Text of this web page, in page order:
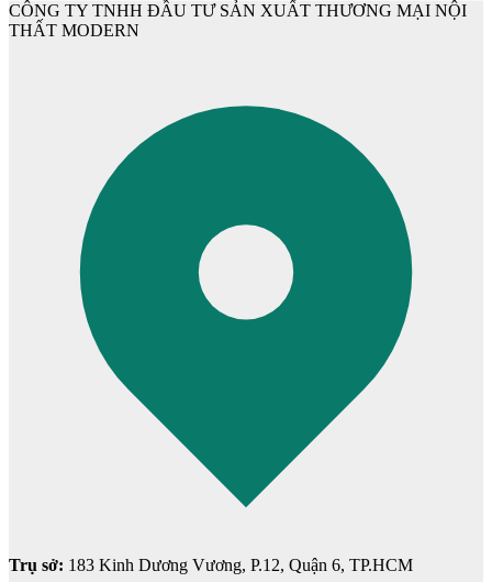
Cửa ô kính
CÔNG TY TNHH ĐẦU TƯ SẢN XUẤT THƯƠNG MẠI NỘI
THẤT MODERN
Trụ sở: 183 Kinh Dương Vương, P.12, Quận 6, TP.HCM